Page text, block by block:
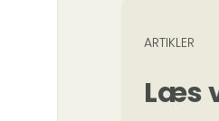
ARTIKLER
Læs